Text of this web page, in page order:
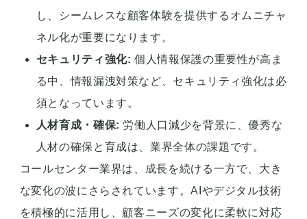
し、シームレスな顧客体験を提供するオムニチャ
ネル化が重要になります。
セキュリティ強化: 個人情報保護の重要性が高ま
る中、情報漏洩対策など、セキュリティ強化は必
須となっています。
人材育成・確保: 労働人口減少を背景に、優秀な
人材の確保と育成は、業界全体の課題です。
コールセンター業界は、成長を続ける一方で、大き
な変化の波にさらされています。AIやデジタル技術
を積極的に活用し、顧客ニーズの変化に柔軟に対応